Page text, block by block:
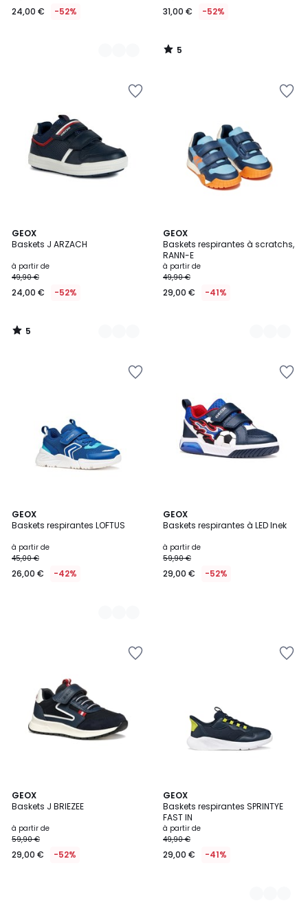
24,00 € -52% 31,00 € -52%
5
/
GEOX
Baskets J ARZACH
à partir de
49,90 €
24,00 € -52%
5
/
2
Couleurs
5
/
GEOX
Baskets respirantes à scratchs,
RANN-E
à partir de
49,90 €
29,00 € -41%
3
Couleurs
GEOX
Baskets respirantes LOFTUS
à partir de
45,00 €
26,00 € -42%
2
Couleurs
GEOX
Baskets respirantes à LED Inek
à partir de
59,90 €
29,00 € -52%
GEOX
Baskets J BRIEZEE
à partir de
59,90 €
29,00 € -52%
GEOX
Baskets respirantes SPRINTYE
FAST IN
à partir de
49,90 €
29,00 € -41%
2
Couleurs